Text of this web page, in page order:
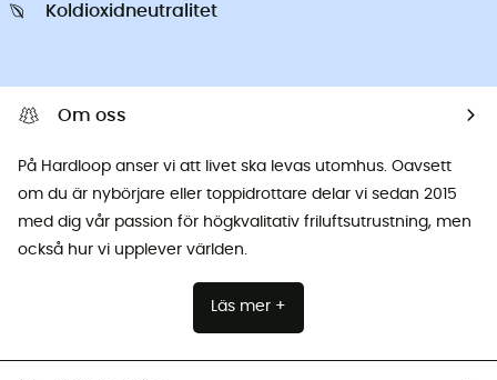
Koldioxidneutralitet
Om oss
På Hardloop anser vi att livet ska levas utomhus. Oavsett
om du är nybörjare eller toppidrottare delar vi sedan 2015
med dig vår passion för högkvalitativ friluftsutrustning, men
också hur vi upplever världen.
Läs mer +